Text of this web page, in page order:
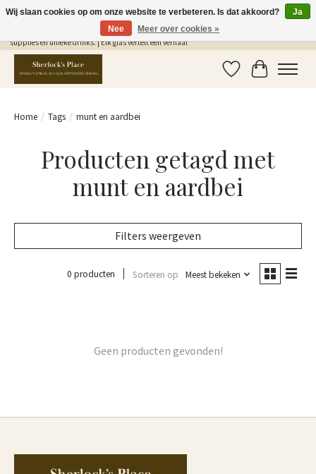
Gratis Verzending in NL vanaf €75,- | Sherlocks Place: dé plek voor MONIN siropen, bar
supplies en unieke drinks. | Elk glas vertelt een verhaal
Verlanglijst
Home / Tags / munt en aardbei
Producten getagd met
munt en aardbei
Filters weergeven
0 producten Sorteren op Meest bekeken
Geen producten gevonden!
Wij slaan cookies op om onze website te verbeteren. Is dat akkoord?
Ja
Nee
Meer over cookies »